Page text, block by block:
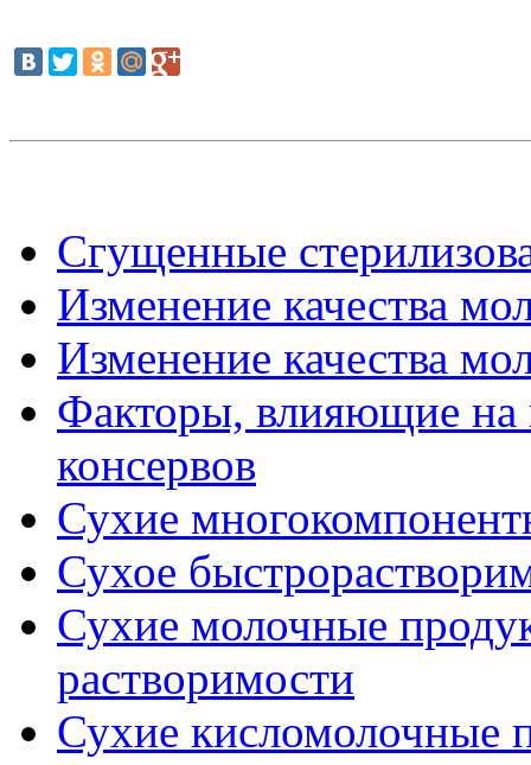
Сгущенные
Изменение качества
Изменение качества
Факторы, влияющие на
консервов
Сухие
Сухое
Сухие молочные
растворимости
Сухие кисломолочные